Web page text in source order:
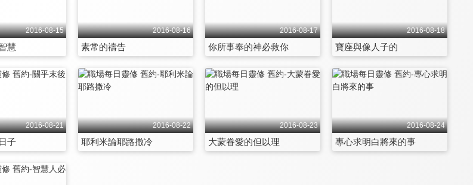
2016-08-15
慧
2016-08-16
素常的禱告
2016-08-17
你所事奉的神必救你
2016-08-18
寶座與像人子的
2016-08-21
子
2016-08-22
耶利米論耶路撒冷
2016-08-23
大蒙眷愛的但以理
2016-08-24
專心求明白將來的事